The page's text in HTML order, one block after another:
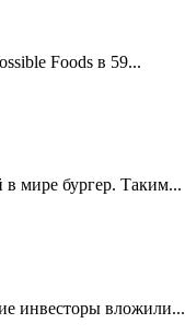
Foods в 59...
мире бургер. Таким...
инвесторы вложили...